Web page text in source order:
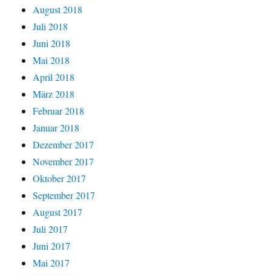
August 2018
Juli 2018
Juni 2018
Mai 2018
April 2018
März 2018
Februar 2018
Januar 2018
Dezember 2017
November 2017
Oktober 2017
September 2017
August 2017
Juli 2017
Juni 2017
Mai 2017